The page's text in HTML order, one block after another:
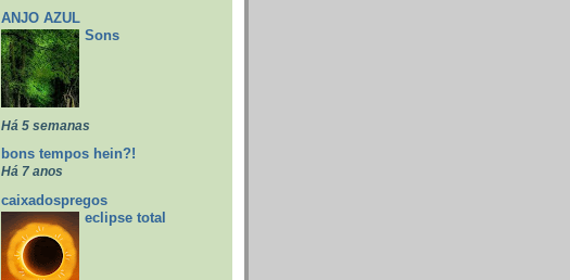
ANJO AZUL
Sons
Há 5 semanas
bons tempos hein?!
Há 7 anos
caixadospregos
eclipse total